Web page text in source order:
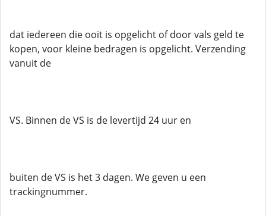
dat iedereen die ooit is opgelicht of door vals geld te
kopen, voor kleine bedragen is opgelicht. Verzending
vanuit de
VS. Binnen de VS is de levertijd 24 uur en
buiten de VS is het 3 dagen. We geven u een
trackingnummer.